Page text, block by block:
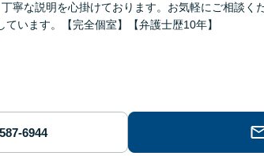
丁寧な説明を心掛けております。お気軽にご相談
ています。【完全個室】【弁護士歴10年】